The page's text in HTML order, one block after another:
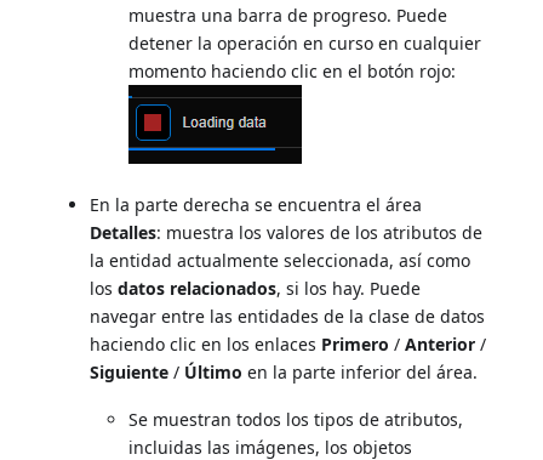
muestra una barra de progreso. Puede
detener la operación en curso en cualquier
momento haciendo clic en el botón rojo:
En la parte derecha se encuentra el área
Detalles: muestra los valores de los atributos de
la entidad actualmente seleccionada, así como
losdatos relacionados, si los hay. Puede
navegar entre las entidades de la clase de datos
haciendo clic en los enlaces Primero /Anterior /
Siguiente / Último en la parte inferior del área.
Se muestran todos los tipos de atributos,
incluidas las imágenes, los objetos